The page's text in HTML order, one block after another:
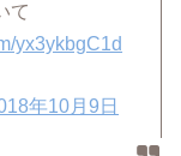
て
yx3ykbgC1d
年10月9日